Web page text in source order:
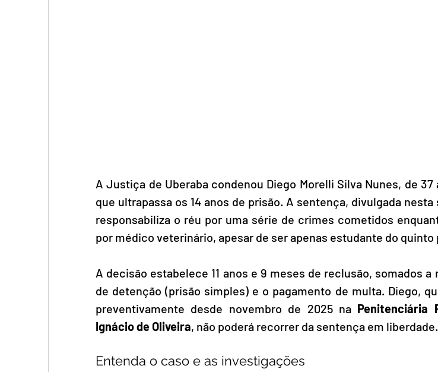
A Justiça de Uberaba condenou Diego Morelli Silva Nunes, de 37
que ultrapassa os 14 anos de prisão. A sentença, divulgada nesta
responsabiliza o réu por uma série de crimes cometidos
por médico veterinário, apesar de ser apenas estudante do quinto
A decisão estabelece 11 anos e 9 meses de reclusão, somados a
de detenção (prisão simples) e o pagamento de multa. Diego,
preventivamente desde novembro de 2025 na Penitenciária
Ignácio de Oliveira, não poderá recorrer da sentença em liberdade.
Entenda o caso e as investigações